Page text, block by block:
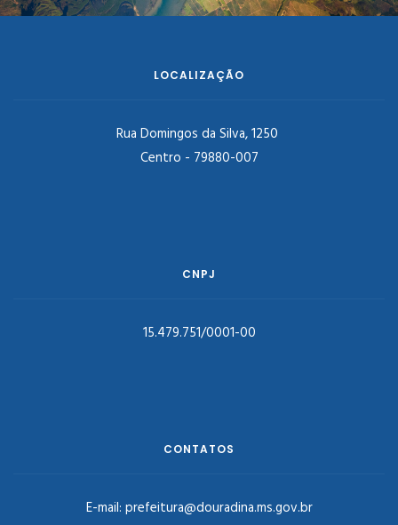
LOCALIZAÇÃO
Rua Domingos da Silva, 1250
Centro - 79880-007
CNPJ
15.479.751/0001-00
CONTATOS
E-mail: prefeitura@douradina.ms.gov.br